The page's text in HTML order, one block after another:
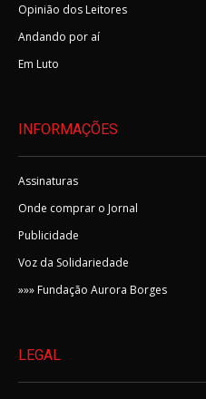
Opinião dos Leitores
Andando por aí
Em Luto
INFORMAÇÕES
Assinaturas
Onde comprar o Jornal
Publicidade
Voz da Solidariedade
»»» Fundação Aurora Borges
LEGAL